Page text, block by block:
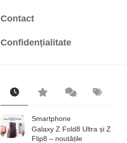
Contact
Confidențialitate
Smartphone
Galaxy Z Fold8 Ultra și Z
Flip8 – noutățile